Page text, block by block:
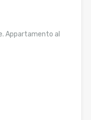
Appartamento al